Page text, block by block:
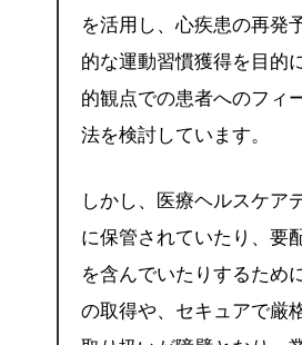
を活用し、心疾患の再発
的な運動習慣獲得を目的
的観点での患者へのフィ
法を検討しています。
しかし、医療ヘルスケア
に保管されていたり、要
を含んでいたりするため
の取得や、セキュアで厳